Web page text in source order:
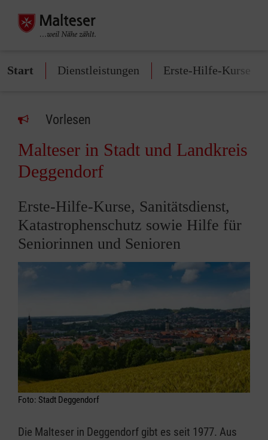
Start Dienstleistungen Erste-Hilfe-Kurse
Vorlesen
Malteser in Stadt und Landkreis
Deggendorf
Erste-Hilfe-Kurse, Sanitätsdienst,
Katastrophenschutz sowie Hilfe für
Seniorinnen und Senioren
Foto: Stadt Deggendorf
Die Malteser in Deggendorf gibt es seit 1977. Aus